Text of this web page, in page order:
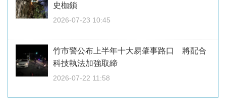
史枷鎖
2026-07-23 10:45
竹市警公布上半年十大易肇事路口 將配合
科技執法加強取締
2026-07-22 11:58